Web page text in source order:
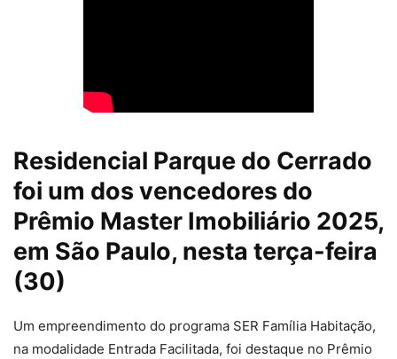
Residencial Parque do Cerrado
foi um dos vencedores do
Prêmio Master Imobiliário 2025,
em São Paulo, nesta terça-feira
(30)
Um empreendimento do programa SER Família Habitação,
na modalidade Entrada Facilitada, foi destaque no Prêmio